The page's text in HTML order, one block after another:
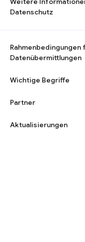
Datenschutz
Rahmenbedingungen
Datenübermittlungen
Wichtige Begriffe
Partner
Aktualisierungen